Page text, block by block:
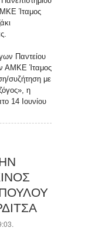
Ίταμος
Παντείου
ΑΜΚΕ Ίταμος
συζήτηση με
η
14 Ιουνίου